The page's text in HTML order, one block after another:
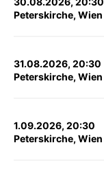
Peterskirche, Wien
31.08.2026, 20:30
Peterskirche, Wien
1.09.2026, 20:30
Peterskirche, Wien